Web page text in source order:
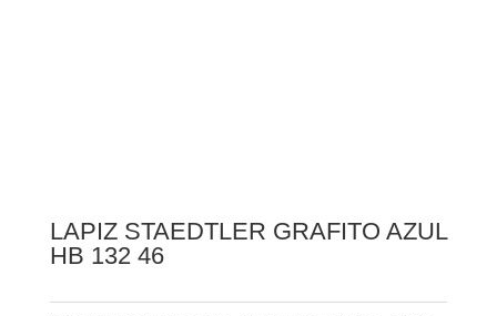
LAPIZ STAEDTLER GRAFITO AZUL
HB 132 46